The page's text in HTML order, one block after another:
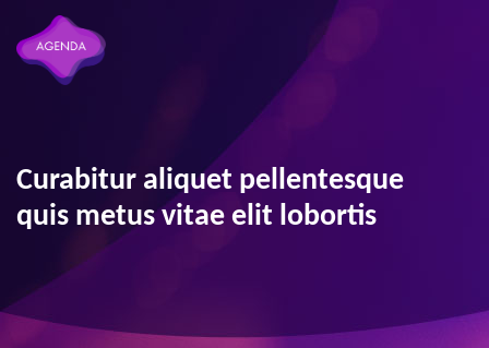
Curabitur aliquet pellentesque
quis metus vitae elit lobortis